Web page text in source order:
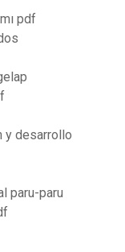
pdf
y desarrollo
paru-paru